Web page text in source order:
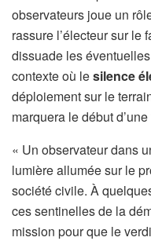
observateurs joue un
rassure l’électeur sur le
dissuade les
contexte où lesilence
déploiement sur le
marquera le début
« Un observateur dans
lumière allumée sur le
société civile. À
ces sentinelles de la
mission pour que le